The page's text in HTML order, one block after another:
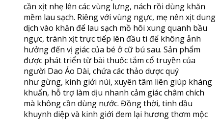
cần xịt nhẹ lên các vùng lưng, nách rồi dùng khăn
mềm lau sạch. Riêng với vùng ngực, mẹ nên xịt dung
dịch vào khăn để lau sạch mồ hôi xung quanh bầu
ngực, tránh xịt trực tiếp lên đầu ti để không ảnh
hưởng đến vị giác của bé ở cữ bú sau. Sản phẩm
được phát triển từ bài thuốc tắm cổ truyền của
người Dao Áo Dài, chứa các thảo dược quý
như gừng, kinh giới núi, xuyên tâm liên giúp kháng
khuẩn, hỗ trợ làm dịu nhanh cảm giác châm chích
mà không cần dùng nước. Đồng thời, tinh dầu
khuynh diệp và kinh giới đem lại hương thơm mộc